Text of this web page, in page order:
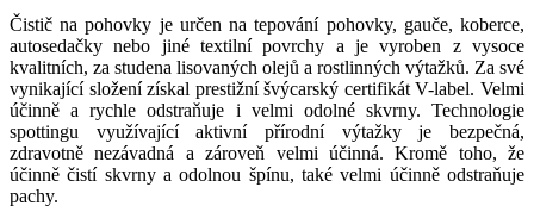
Čistič na pohovky je určen na tepování pohovky, gauče, koberce,
autosedačky nebo jiné textilní povrchy a je vyroben z vysoce
kvalitních, za studena lisovaných olejů a rostlinných výtažků. Za své
vynikající složení získal prestižní švýcarský certifikát V-label. Velmi
účinně a rychle odstraňuje i velmi odolné skvrny. Technologie
spottingu využívající aktivní přírodní výtažky je bezpečná,
zdravotně nezávadná a zároveň velmi účinná. Kromě toho, že
účinně čistí skvrny a odolnou špínu, také velmi účinně odstraňuje
pachy.